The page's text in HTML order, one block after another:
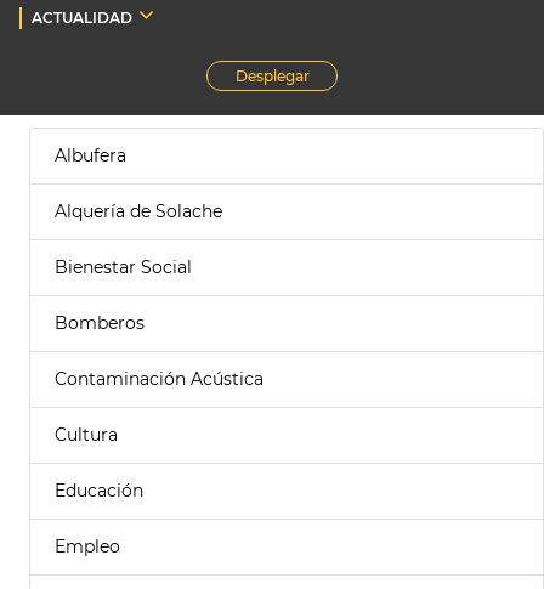
ACTUALIDAD
Desplegar
Albufera
Alquería de Solache
Bienestar Social
Bomberos
Contaminación Acústica
Cultura
Educación
Empleo